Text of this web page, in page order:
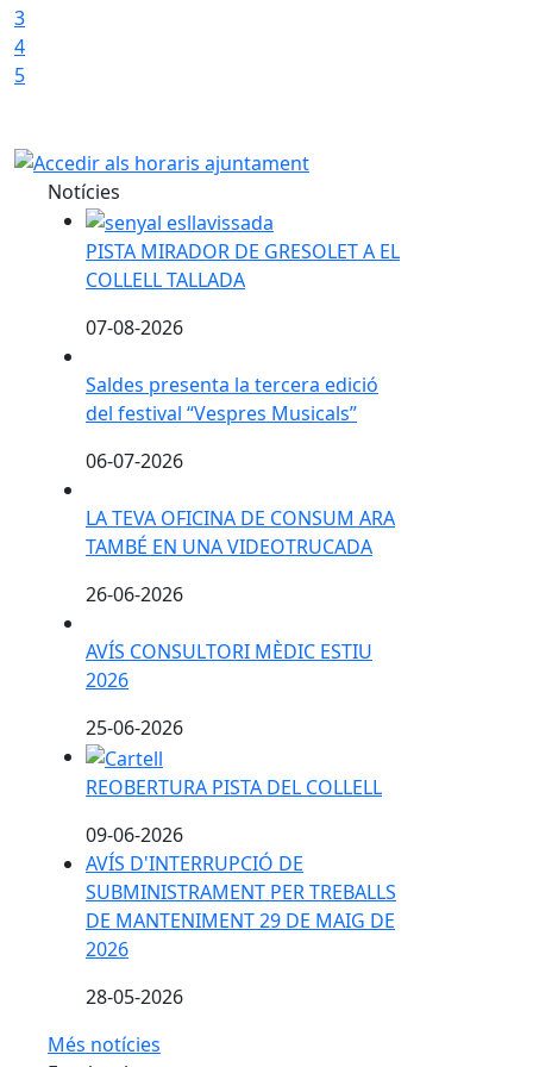
3
4
5
Notícies
PISTA MIRADOR DE GRESOLET A EL COLLELL
PISTA MIRADOR DE GRESOLET A EL
COLLELL TALLADA
07-08-2026
Saldes presenta la tercera edició
del festival “Vespres Musicals”
06-07-2026
LA TEVA OFICINA DE CONSUM ARA
TAMBÉ EN UNA VIDEOTRUCADA
26-06-2026
AVÍS CONSULTORI MÈDIC ESTIU
2026
25-06-2026
REOBERTURA PISTA DEL COLLELL
REOBERTURA PISTA DEL COLLELL
09-06-2026
AVÍS D'INTERRUPCIÓ DE
SUBMINISTRAMENT PER TREBALLS
DE MANTENIMENT 29 DE MAIG DE
2026
28-05-2026
Més notícies